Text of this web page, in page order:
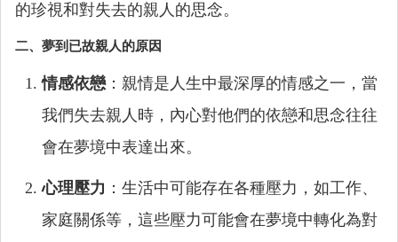
的珍視和對失去的親人的思念。
二、夢到已故親人的原因
情感依戀：親情是人生中最深厚的情感之一，當
我們失去親人時，內心對他們的依戀和思念往往
會在夢境中表達出來。
心理壓力 ：生活中可能存在各種壓力，如工作、
家庭關係等，這些壓力可能會在夢境中轉化為對